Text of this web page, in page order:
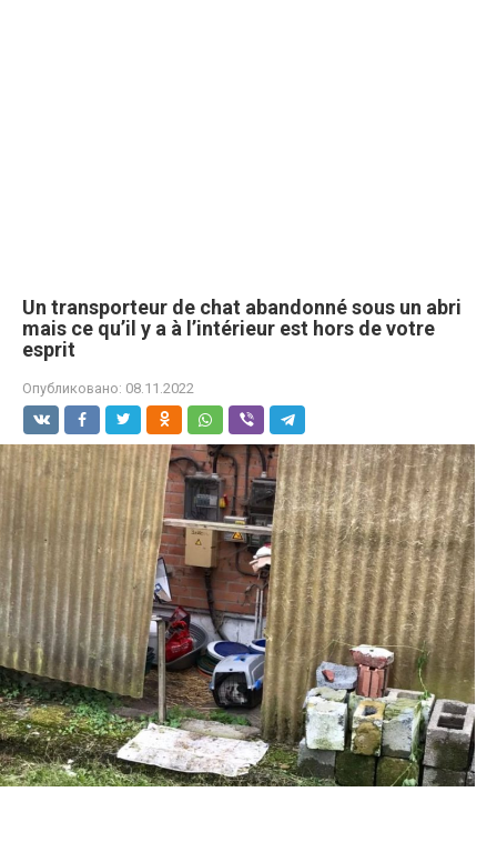
Un transporteur de chat abandonné sous un abri
mais ce qu’il y a à l’intérieur est hors de votre
esprit
Опубликовано: 08.11.2022